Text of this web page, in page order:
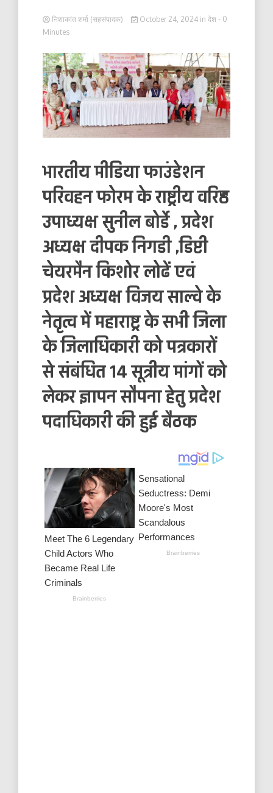
निशाकांत शर्मा (सहसंपादक) October 24, 2024 in देश - 0
Minutes
भारतीय मीडिया फाउंडेशन
परिवहन फोरम के राष्ट्रीय वरिष्ठ
उपाध्यक्ष सुनील बोर्डे , प्रदेश
अध्यक्ष दीपक निगडी ,डिप्टी
चेयरमैन किशोर लोढें एवं
प्रदेश अध्यक्ष विजय साल्वे के
नेतृत्व में महाराष्ट्र के सभी जिला
के जिलाधिकारी को पत्रकारों
से संबंधित 14 सूत्रीय मांगों को
लेकर ज्ञापन सौपना हेतु प्रदेश
पदाधिकारी की हुई बैठक